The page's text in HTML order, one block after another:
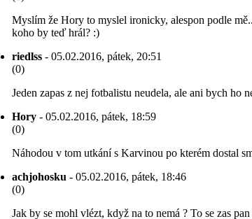
Myslím že Hory to myslel ironicky, alespon podle
koho by teď hrál? :)
riedlss - 05.02.2016, pátek, 20:51
(0)
Jeden zapas z nej fotbalistu neudela, ale ani bych ho
Hory - 05.02.2016, pátek, 18:59
(0)
Náhodou v tom utkání s Karvinou po kterém dostal
achjohosku - 05.02.2016, pátek, 18:46
(0)
Jak by se mohl vlézt, když na to nemá ? To se zas